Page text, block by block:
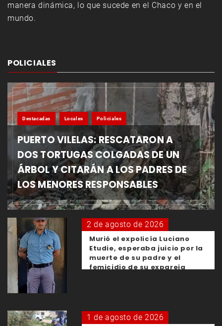
manera dinámica, lo que sucede en el Chaco y en el
mundo.
POLICIALES
Destacadas Locales Policiales
PUERTO VILELAS: RESCATARON A
DOS TORTUGAS COLGADAS DE UN
ÁRBOL Y CITARÁN A LOS PADRES DE
LOS MENORES RESPONSABLES
2 de agosto de 2026
Murió el expolicía Luciano
Etudie, esperaba juicio por la
muerte de su padre y el
femicidio de su expareja
1 de agosto de 2026